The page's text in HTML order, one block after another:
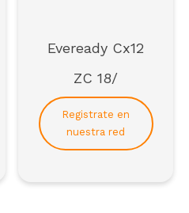
Eveready Cx12
ZC 18/
Registrate en
nuestra red